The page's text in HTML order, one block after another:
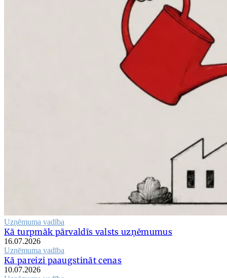
Uzņēmuma vadība
Kā turpmāk pārvaldīs valsts uzņēmumus
16.07.2026
Uzņēmuma vadība
Kā pareizi paaugstināt cenas
10.07.2026